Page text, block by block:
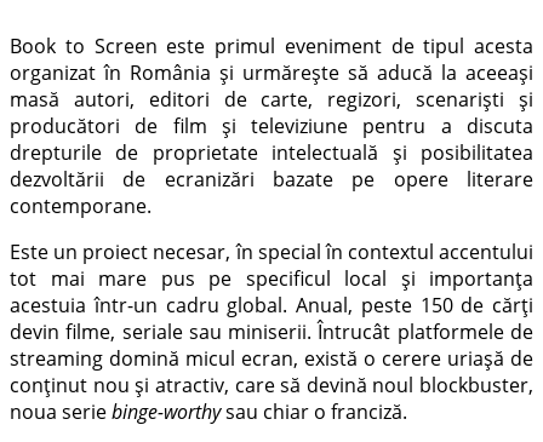
Book to Screen este primul eveniment de tipul acesta
organizat în România și urmărește să aducă la aceeași
masă autori, editori de carte, regizori, scenariști și
producători de film și televiziune pentru a discuta
drepturile de proprietate intelectuală și posibilitatea
dezvoltării de ecranizări bazate pe opere literare
contemporane.
Este un proiect necesar, în special în contextul accentului
tot mai mare pus pe specificul local și importanța
acestuia într-un cadru global. Anual, peste 150 de cărți
devin filme, seriale sau miniserii. Întrucât platformele de
streaming domină micul ecran, există o cerere uriașă de
conținut nou și atractiv, care să devină noul blockbuster,
noua seriebinge-worthysau chiar o franciză.